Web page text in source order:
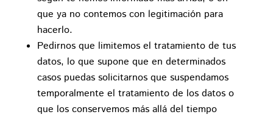
que ya no contemos con legitimación para
hacerlo.
Pedirnos que limitemos el tratamiento de tus
datos, lo que supone que en determinados
casos puedas solicitarnos que suspendamos
temporalmente el tratamiento de los datos o
que los conservemos más allá del tiempo